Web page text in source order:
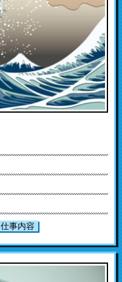
仕事内容